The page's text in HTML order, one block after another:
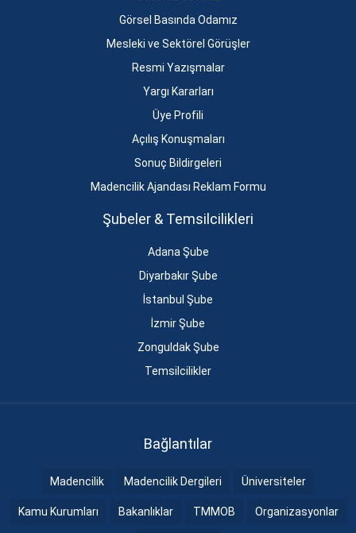
Görsel Basında Odamız
Mesleki ve Sektörel Görüşler
Resmi Yazışmalar
Yargı Kararları
Üye Profili
Açılış Konuşmaları
Sonuç Bildirgeleri
Madencilik Ajandası Reklam Formu
Şubeler & Temsilcilikleri
Adana Şube
Diyarbakır Şube
İstanbul Şube
İzmir Şube
Zonguldak Şube
Temsilcilikler
Bağlantılar
Madencilik Madencilik Dergileri Üniversiteler
Kamu Kurumları Bakanlıklar TMMOB Organizasyonlar